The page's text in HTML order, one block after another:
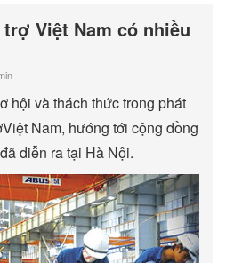
Việt Nam có nhiều
hội và thách thức trong phát
Nam, hướng tới cộng đồng
diễn ra tại Hà Nội.